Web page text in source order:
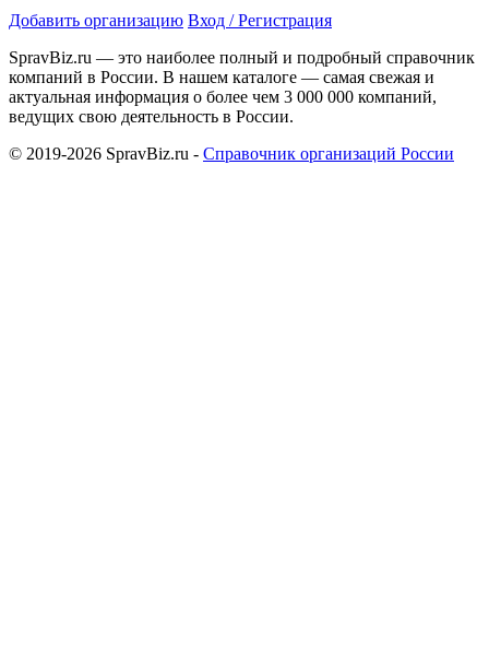
Добавить организацию Вход / Регистрация
SpravBiz.ru — это наиболее полный и подробный справочник
компаний в России. В нашем каталоге — самая свежая и
актуальная информация о более чем 3 000 000 компаний,
ведущих свою деятельность в России.
© 2019-2026 SpravBiz.ru - Справочник организаций России